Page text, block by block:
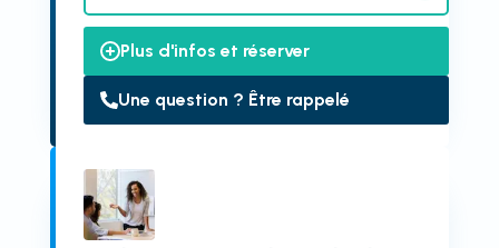
Plus d'infos et réserver
Une question ? Être rappelé